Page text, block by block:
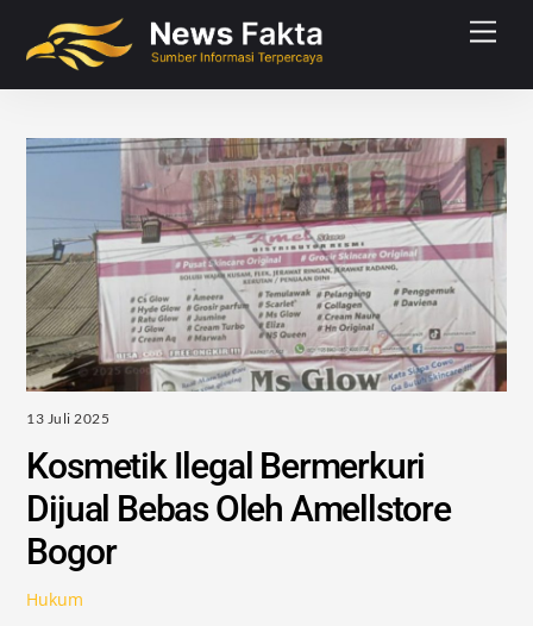
content
13 Juli 2025
Kosmetik Ilegal Bermerkuri
Dijual Bebas Oleh Amellstore
Bogor
Hukum